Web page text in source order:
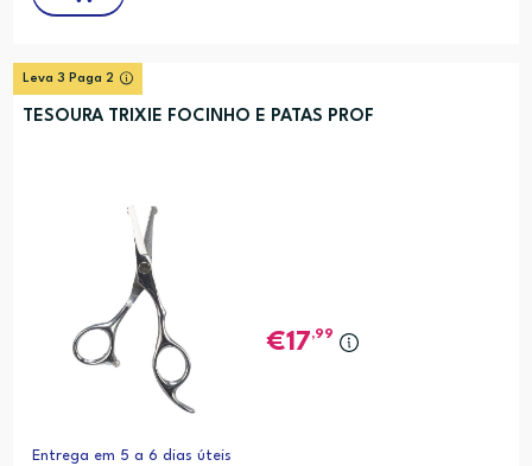
Leva 3 Paga 2
TESOURA TRIXIE FOCINHO E PATAS PROF
17,99
Entrega em 5 a 6 dias úteis